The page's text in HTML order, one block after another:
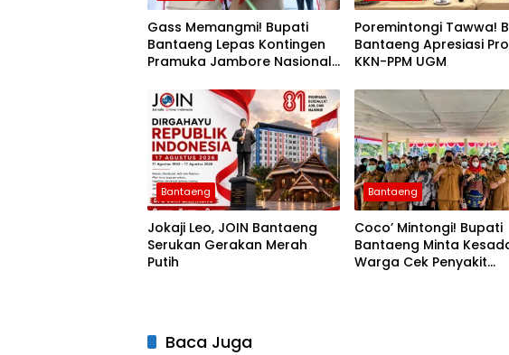
Gass Memangmi! Bupati
Bantaeng Lepas Kontingen
Pramuka Jambore Nasional
Poremintongi Tawwa!
Bantaeng Apresiasi
KKN-PPM UGM
Bantaeng
Jokaji Leo, JOIN Bantaeng
Serukan Gerakan Merah
Putih
Bantaeng
Coco’ Mintongi! Bupati
Bantaeng Minta
Warga Cek Penyakit
Baca Juga